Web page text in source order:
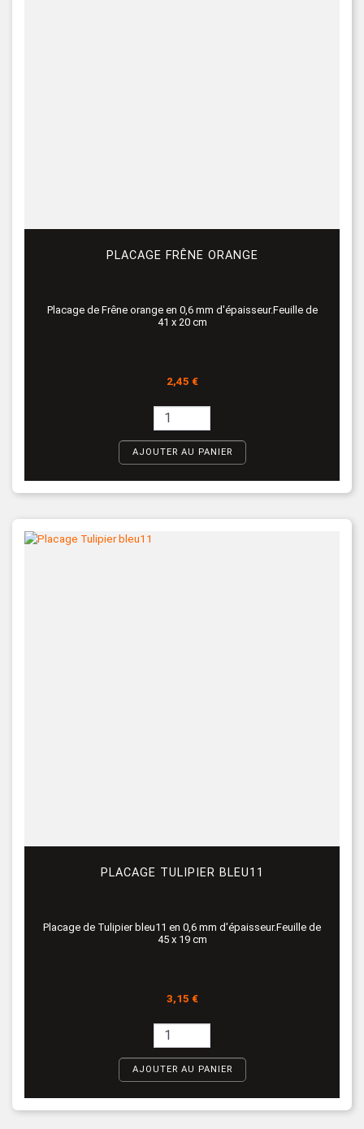
PLACAGE FRÊNE ORANGE
Placage de Frêne orange en 0,6 mm d'épaisseur.Feuille de
41 x 20 cm
Prix
2,45 €
AJOUTER AU PANIER
PLACAGE TULIPIER BLEU11
Placage de Tulipier bleu11 en 0,6 mm d'épaisseur.Feuille de
45 x 19 cm
Prix
3,15 €
AJOUTER AU PANIER